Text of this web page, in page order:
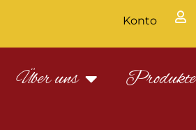
Konto
Über uns Produkte